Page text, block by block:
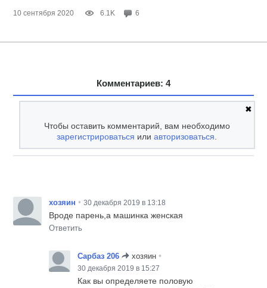
10 сентября 2020 6.1K 6
Комментариев: 4
✖
Чтобы оставить комментарий, вам необходимо
зарегистрироваться илиавторизоваться.
хозяин • 30 декабря 2019 в 13:18
Вроде парень,а машинка женская
Ответить
Сарбаз 206 хозяин •
30 декабря 2019 в 15:27
Как вы определяете половую